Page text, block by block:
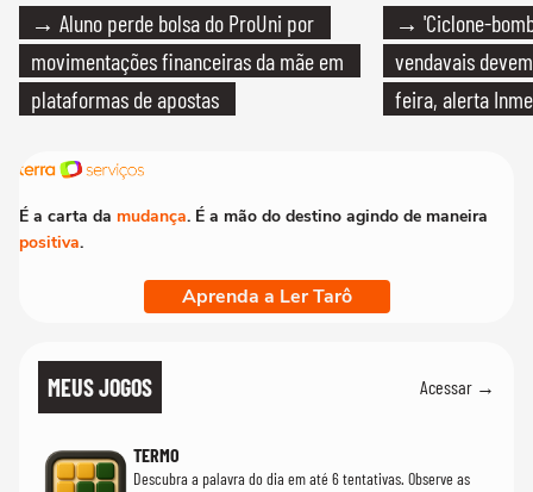
→ Aluno perde bolsa do ProUni por
movimentações financeiras da mãe em
plataformas de apostas
→ 'Ciclone-
vendavais
feira, alerta
É a carta da mudança. É a mão do destino agindo de maneira
positiva.
Aprenda a Ler Tarô
MEUS JOGOS Acessar →
TERMO
Descubra a palavra do dia em até 6 tentativas. Observe as